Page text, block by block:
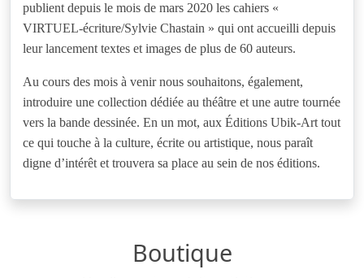
publient depuis le mois de mars 2020 les cahiers «
VIRTUEL-écriture/Sylvie Chastain » qui ont accueilli depuis
leur lancement textes et images de plus de 60 auteurs.
Au cours des mois à venir nous souhaitons, également,
introduire une collection dédiée au théâtre et une autre tournée
vers la bande dessinée. En un mot, aux Éditions Ubik-Art tout
ce qui touche à la culture, écrite ou artistique, nous paraît
digne d’intérêt et trouvera sa place au sein de nos éditions.
Boutique